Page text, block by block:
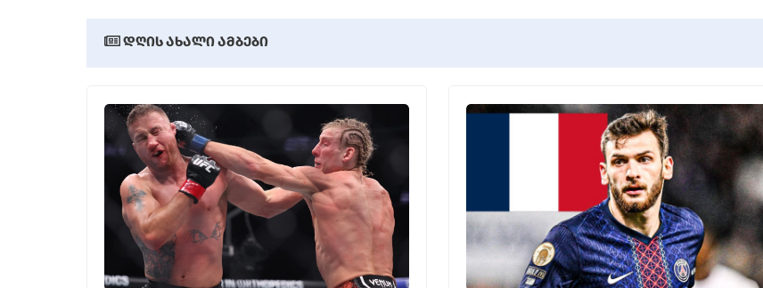
დღის ახალი ამბები